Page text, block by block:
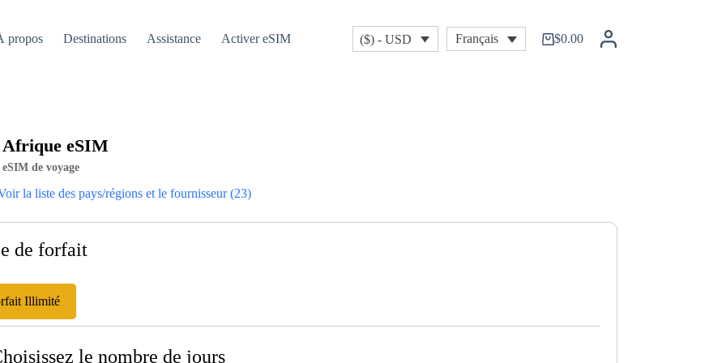
propos Destinations Assistance Activer eSIM ($) - USD Français
Shopping
$0.00
Afrique eSIM
eSIM de voyage
la liste des pays/régions et le fournisseur (23)
de forfait
Illimité
le nombre de jours